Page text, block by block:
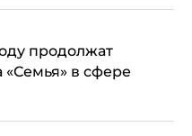
продолжат
в сфере